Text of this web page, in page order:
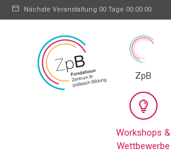
Nächste Veranstaltung 00 Tage 00:00:00
ZpB
Workshops &
Wettbewerbe